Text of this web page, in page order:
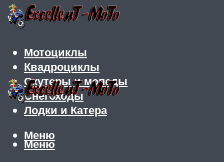
Мотоциклы
Квадроциклы
Скутеры и мопеды
Снегоходы
Лодки и Катера
Меню
Меню